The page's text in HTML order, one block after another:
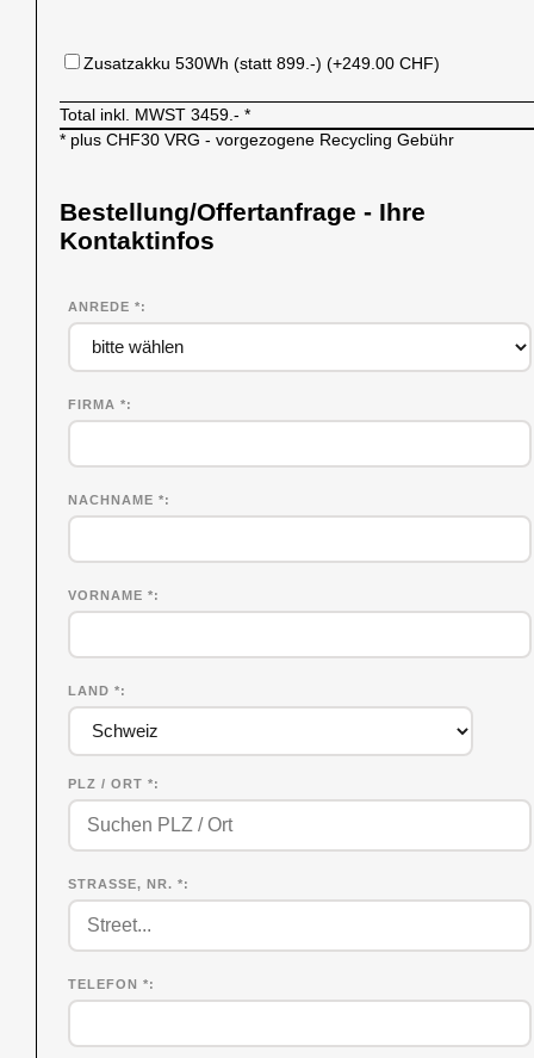
Zusatzakku 530Wh (statt 899.-) (+249.00 CHF)
Total inkl. MWST3459.- *
* plus CHF30 VRG - vorgezogene Recycling Gebühr
Bestellung/Offertanfrage - Ihre
Kontaktinfos
ANREDE *
FIRMA*
NACHNAME*
VORNAME*
LAND *
PLZ / ORT *
STRASSE, NR. *
TELEFON *